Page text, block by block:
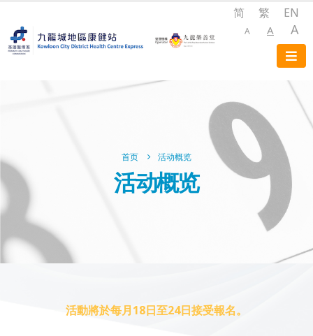
简 繁 EN
A A A
首页 活动概览
活动概览
活動將於每月18日至24日接受報名。